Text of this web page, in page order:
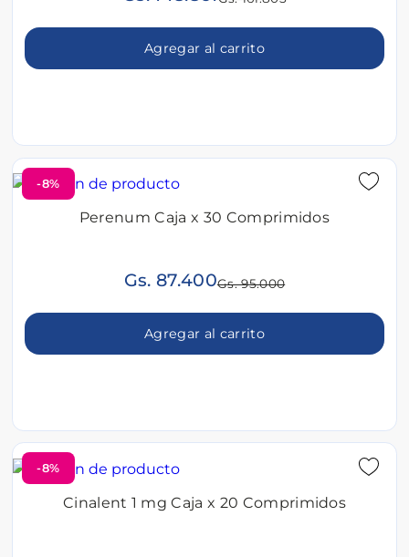
Agregar al carrito
-8%
Perenum Caja x 30 Comprimidos
Gs. 87.400Gs. 95.000
Agregar al carrito
-8%
Cinalent 1 mg Caja x 20 Comprimidos